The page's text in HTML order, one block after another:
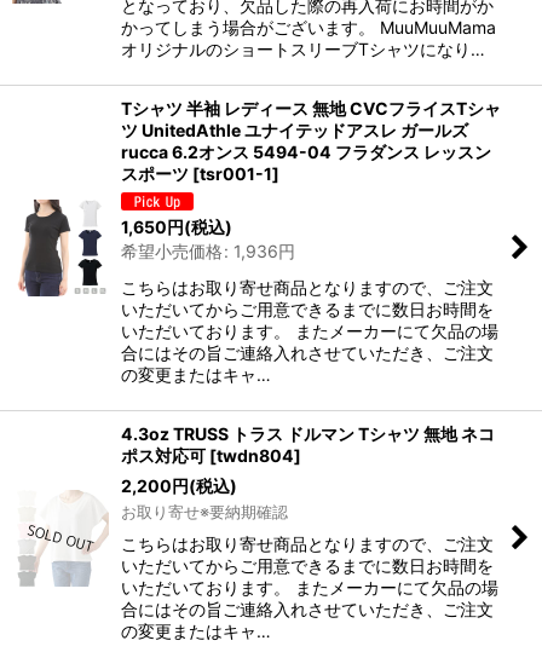
となっており、欠品した際の再入荷にお時間がか
かってしまう場合がございます。 MuuMuuMama
オリジナルのショートスリーブTシャツになり…
Tシャツ 半袖 レディース 無地 CVCフライスTシャ
ツ UnitedAthle ユナイテッドアスレ ガールズ
rucca 6.2オンス 5494-04 フラダンス レッスン
スポーツ [tsr001-1]
1,650円(税込)
希望小売価格: 1,936円
こちらはお取り寄せ商品となりますので、ご注文
いただいてからご用意できるまでに数日お時間を
いただいております。 またメーカーにて欠品の場
合にはその旨ご連絡入れさせていただき、ご注文
の変更またはキャ…
4.3oz TRUSS トラス ドルマン Tシャツ 無地 ネコ
ポス対応可 [twdn804]
2,200円(税込)
お取り寄せ※要納期確認
こちらはお取り寄せ商品となりますので、ご注文
いただいてからご用意できるまでに数日お時間を
いただいております。 またメーカーにて欠品の場
合にはその旨ご連絡入れさせていただき、ご注文
の変更またはキャ…